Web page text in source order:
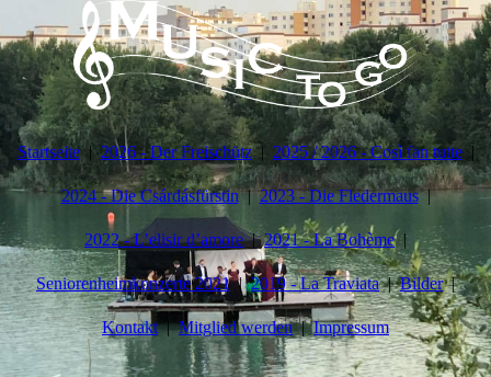
Startseite 2026 - Der Freischütz 2025 / 2026 - Così fan tutte
2024 - Die Csárdásfürstin 2023 - Die Fledermaus
2022 - L’elisir d’amore 2021 - La Bohème
Seniorenheimkonzerte 2021 2019 - La Traviata Bilder
Kontakt Mitglied werden Impressum